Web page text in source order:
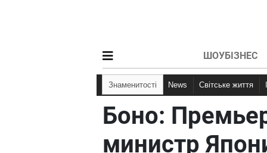
ШОУБІЗНЕС
Знаменитості News Світське життя
Боно:
министр